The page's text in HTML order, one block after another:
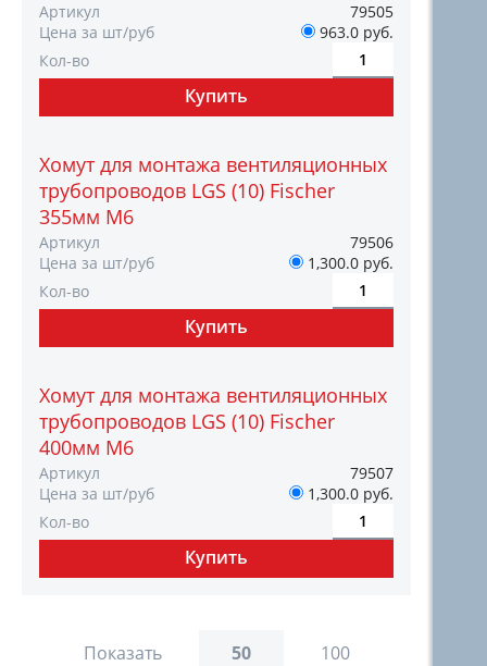
Артикул
79505
Цена за шт/руб
963.0 руб.
Кол-во
Хомут для монтажа вентиляционных
трубопроводов LGS (10) Fischer
355мм M6
Артикул
79506
Цена за шт/руб
1,300.0 руб.
Кол-во
Хомут для монтажа вентиляционных
трубопроводов LGS (10) Fischer
400мм M6
Артикул
79507
Цена за шт/руб
1,300.0 руб.
Кол-во
Показать 50
100